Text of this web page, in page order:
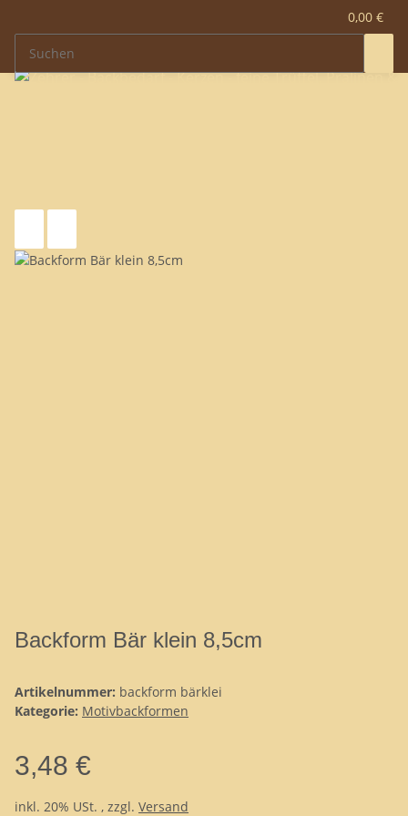
0,00 €
Backform Bär klein 8,5cm
Artikelnummer: backform bärklei
Kategorie: Motivbackformen
3,48 €
inkl. 20% USt. , zzgl. Versand